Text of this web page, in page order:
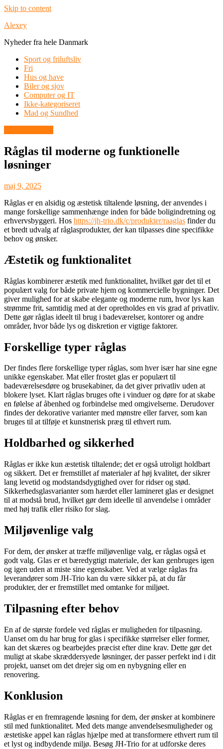
Skip to content
Alexey
Nyheder fra hele Danmark
Sport og friluftsliv
Fri
Hus og have
Biler og sjov
Computer og IT
Ikke-kategoriseret
Mad og Sundhed
Råglas til moderne og funktionelle
løsninger
maj 9, 2025
Råglas er en alsidig og æstetisk tiltalende løsning, der anvendes i
mange forskellige sammenhænge inden for både boligindretning og
erhvervsbyggeri. Hos https://jh-trio.dk/c/produkter/raaglas finder du
et bredt udvalg af råglasprodukter, der kan tilpasses dine specifikke
behov og ønsker.
Æstetik og funktionalitet
Råglas kombinerer æstetik med funktionalitet, hvilket gør det til et
populært valg for både private hjem og kommercielle bygninger. Det
giver mulighed for at skabe elegante og moderne rum, hvor lys kan
strømme frit, samtidig med at der opretholdes en vis grad af privatliv.
Dette gør råglas ideelt til brug i badeværelser, kontorer og andre
områder, hvor både lys og diskretion er vigtige faktorer.
Forskellige typer råglas
Der findes flere forskellige typer råglas, som hver især har sine egne
unikke egenskaber. Mat eller frostet glas er populært til
badeværelsesdøre og brusekabiner, da det giver privatliv uden at
blokere lyset. Klart råglas bruges ofte i vinduer og døre for at skabe
en følelse af åbenhed og forbindelse med omgivelserne. Derudover
findes der dekorative varianter med mønstre eller farver, som kan
bruges til at tilføje et kunstnerisk præg til ethvert rum.
Holdbarhed og sikkerhed
Råglas er ikke kun æstetisk tiltalende; det er også utroligt holdbart
og sikkert. Det er fremstillet af materialer af høj kvalitet, der sikrer
lang levetid og modstandsdygtighed over for ridser og stød.
Sikkerhedsglasvarianter som hærdet eller lamineret glas er designet
til at modstå brud, hvilket gør dem ideelle til anvendelse i områder
med høj trafik eller risiko for slag.
Miljøvenlige valg
For dem, der ønsker at træffe miljøvenlige valg, er råglas også et
godt valg. Glas er et bæredygtigt materiale, der kan genbruges igen
og igen uden at miste sine egenskaber. Ved at vælge råglas fra
leverandører som JH-Trio kan du være sikker på, at du får
produkter, der er fremstillet med omtanke for miljøet.
Tilpasning efter behov
En af de største fordele ved råglas er muligheden for tilpasning.
Uanset om du har brug for glas i specifikke størrelser eller former,
kan det skæres og bearbejdes præcist efter dine krav. Dette gør det
muligt at skabe skræddersyede løsninger, der passer perfekt ind i dit
projekt, uanset om det drejer sig om en nybygning eller en
renovering.
Konklusion
Råglas er en fremragende løsning for dem, der ønsker at kombinere
stil med funktionalitet. Med dets mange anvendelsesmuligheder og
æstetiske appel kan råglas hjælpe med at transformere ethvert rum til
et lyst og indbydende miljø. Besøg JH-Trio for at udforske deres